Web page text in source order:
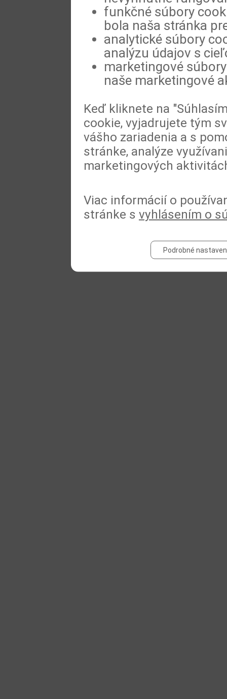
funkčné súbory
bola naša stránka
analytické súbory
analýzu údajov s
marketingové
naše marketingové
Keď kliknete na
cookie, vyjadrujete tým
vášho zariadenia a s
stránke, analýze
marketingových
Viac informácií o
stránke s vyhlásením o
Podrobné